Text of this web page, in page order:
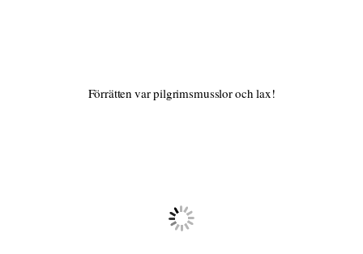
Förrätten var pilgrimsmusslor och lax!